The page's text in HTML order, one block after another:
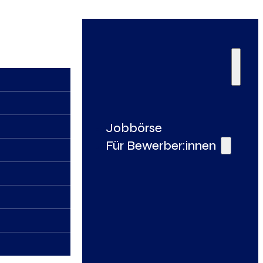
Jobbörse
Für Bewerber:innen